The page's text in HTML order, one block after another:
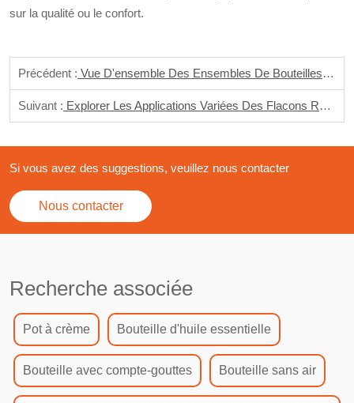
sur la qualité ou le confort.
Précédent : Vue D'ensemble Des Ensembles De Bouteilles Cosmétiques Yinmai: Un Style Qui Combine Fonctionnalité Et Fonctionnalité
Suivant : Explorer Les Applications Variées Des Flacons Roll-On Yinmai.
Si vous avez des suggestions, veuillez nous contacter
Nous contacter
Recherche associée
Pot à crème Bouteille d'huile essentielle
Bouteille avec compte-gouttes Bouteille sans air